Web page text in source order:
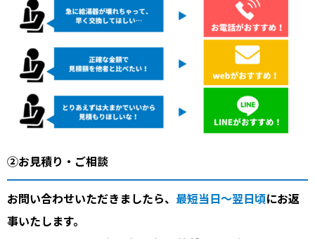
②お見積り・ご相談
お問い合わせいただきましたら、 最短当日～翌日頃にお返
事いたします。